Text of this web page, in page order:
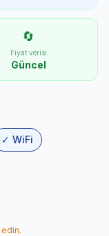
🔄
Fiyat verisi
Güncel
✓ WiFi